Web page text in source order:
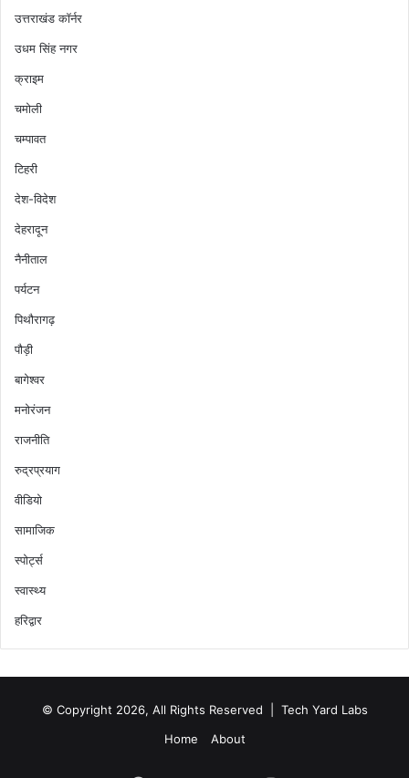
उत्तराखंड कॉर्नर
उधम सिंह नगर
क्राइम
चमोली
चम्पावत
टिहरी
देश-विदेश
देहरादून
नैनीताल
पर्यटन
पिथौरागढ़
पौड़ी
बागेश्वर
मनोरंजन
राजनीति
रुद्रप्रयाग
वीडियो
सामाजिक
स्पोर्ट्स
स्वास्थ्य
हरिद्वार
© Copyright 2026, All Rights Reserved | Tech Yard Labs
Home
About